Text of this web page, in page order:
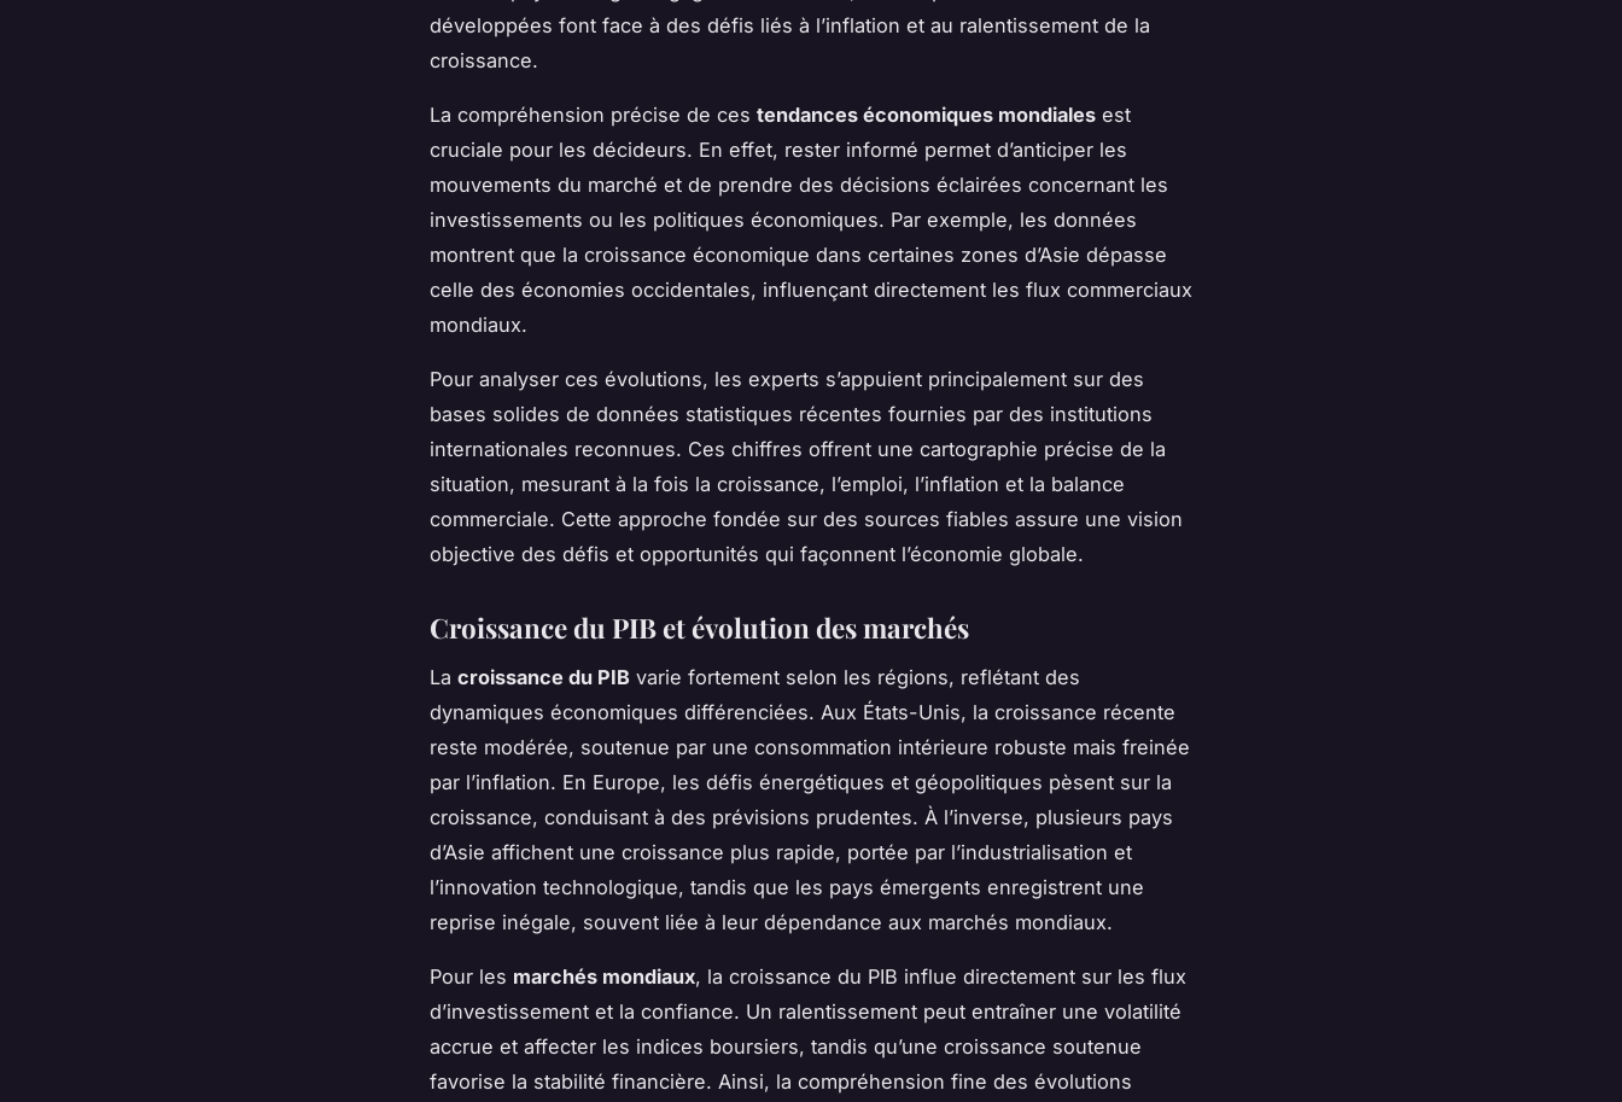
développées font face à des défis liés à l’inflation et au ralentissement de la
croissance.
La compréhension précise de ces tendances économiques mondiales est
cruciale pour les décideurs. En effet, rester informé permet d’anticiper les
mouvements du marché et de prendre des décisions éclairées concernant les
investissements ou les politiques économiques. Par exemple, les données
montrent que la croissance économique dans certaines zones d’Asie dépasse
celle des économies occidentales, influençant directement les flux commerciaux
mondiaux.
Pour analyser ces évolutions, les experts s’appuient principalement sur des
bases solides de données statistiques récentes fournies par des institutions
internationales reconnues. Ces chiffres offrent une cartographie précise de la
situation, mesurant à la fois la croissance, l’emploi, l’inflation et la balance
commerciale. Cette approche fondée sur des sources fiables assure une vision
objective des défis et opportunités qui façonnent l’économie globale.
Croissance du PIB et évolution des marchés
La croissance du PIB varie fortement selon les régions, reflétant des
dynamiques économiques différenciées. Aux États-Unis, la croissance récente
reste modérée, soutenue par une consommation intérieure robuste mais freinée
par l’inflation. En Europe, les défis énergétiques et géopolitiques pèsent sur la
croissance, conduisant à des prévisions prudentes. À l’inverse, plusieurs pays
d’Asie affichent une croissance plus rapide, portée par l’industrialisation et
l’innovation technologique, tandis que les pays émergents enregistrent une
reprise inégale, souvent liée à leur dépendance aux marchés mondiaux.
Pour les marchés mondiaux, la croissance du PIB influe directement sur les flux
d’investissement et la confiance. Un ralentissement peut entraîner une volatilité
accrue et affecter les indices boursiers, tandis qu’une croissance soutenue
favorise la stabilité financière. Ainsi, la compréhension fine des évolutions